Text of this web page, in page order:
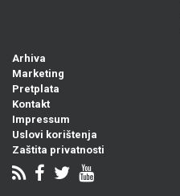
Arhiva
Marketing
Pretplata
Kontakt
Impressum
Uslovi korištenja
Zaštita privatnosti